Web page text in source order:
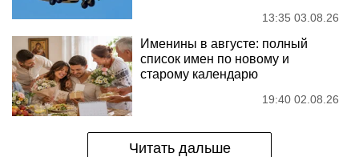
13:35 03.08.26
Именины в августе: полный
список имен по новому и
старому календарю
19:40 02.08.26
Читать дальше